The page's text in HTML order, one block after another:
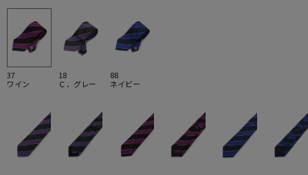
37
ワイン
18
Ｃ．グレー
88
ネイビー